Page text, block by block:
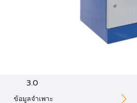
3.0
ข้อมูลจำเพาะ